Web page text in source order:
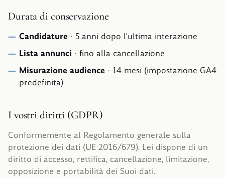
Durata di conservazione
Candidature · 5 anni dopo l'ultima interazione
Lista annunci · fino alla cancellazione
Misurazione audience · 14 mesi (impostazione GA4
predefinita)
I vostri diritti (GDPR)
Conformemente al Regolamento generale sulla
protezione dei dati (UE 2016/679), Lei dispone di un
diritto di accesso, rettifica, cancellazione, limitazione,
opposizione e portabilità dei Suoi dati.